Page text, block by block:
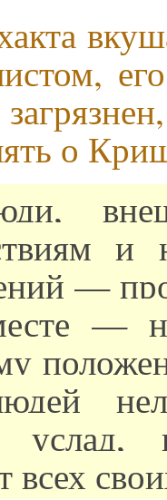
о
и
—
—
всех